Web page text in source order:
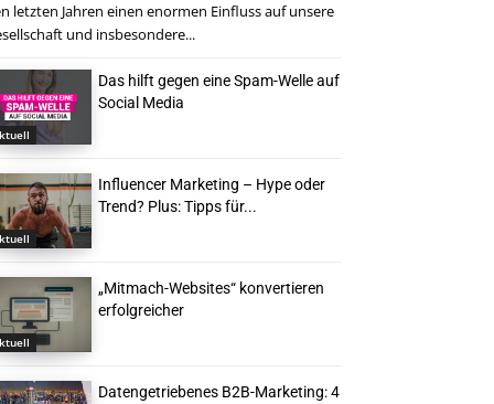
letzten Jahren einen enormen Einfluss auf unsere
und insbesondere...
Das hilft gegen eine Spam-Welle auf
Social Media
Influencer Marketing – Hype oder
Trend? Plus: Tipps für...
„Mitmach-Websites“ konvertieren
erfolgreicher
Datengetriebenes B2B-Marketing: 4